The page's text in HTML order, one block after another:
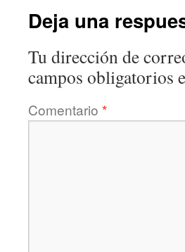
Deja una
Tu dirección de
campos obligatorios
Comentario *